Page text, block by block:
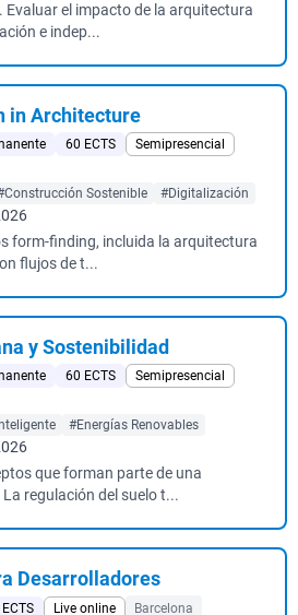
el impacto de la arquitectura
e indep...
in Architecture
60 ECTS
Semipresencial
Sostenible #Digitalización
form-finding, incluida la arquitectura
flujos de t...
y Sostenibilidad
60 ECTS
Semipresencial
#Energías Renovables
que forman parte de una
regulación del suelo t...
Desarrolladores
Live online
Barcelona